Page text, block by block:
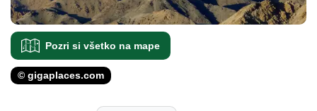
Pozri si všetko na mape
© gigaplaces.com